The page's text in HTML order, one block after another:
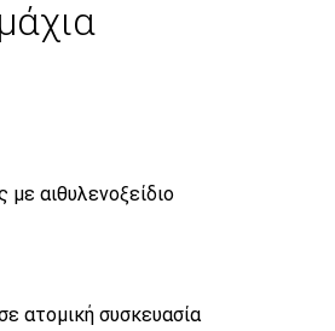
αιθυλενοξείδιο
ατομική συσκευασία